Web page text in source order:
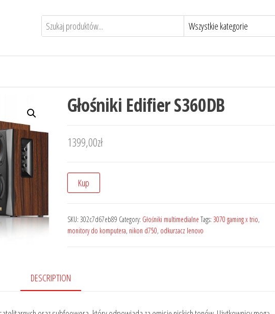
Głośniki Edifier S360DB
1399,00zł
Kup
SKU: 302c7d67eb89 Category: Głośniki multimedialne Tags: 3070 gaming x trio,
monitory do komputera, nikon d750, odkurzacz lenovo
DESCRIPTION